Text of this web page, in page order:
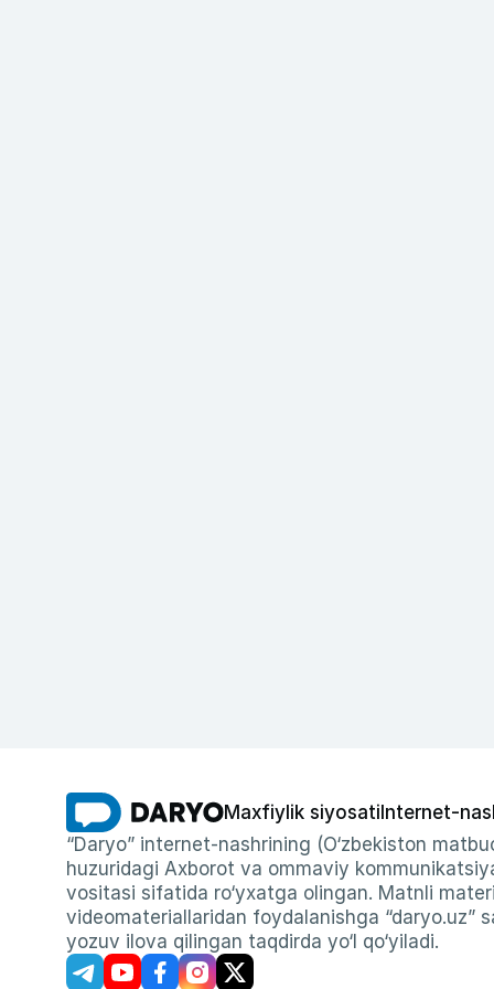
Maxfiylik siyosati Internet-
“Daryo” internet-nashrining (O‘zbekiston
huzuridagi Axborot va ommaviy
vositasi sifatida ro‘yxatga olingan. Matnli
videomateriallaridan foydalanishga “daryo.uz”
yozuv ilova qilingan taqdirda yo‘l qo‘yiladi.